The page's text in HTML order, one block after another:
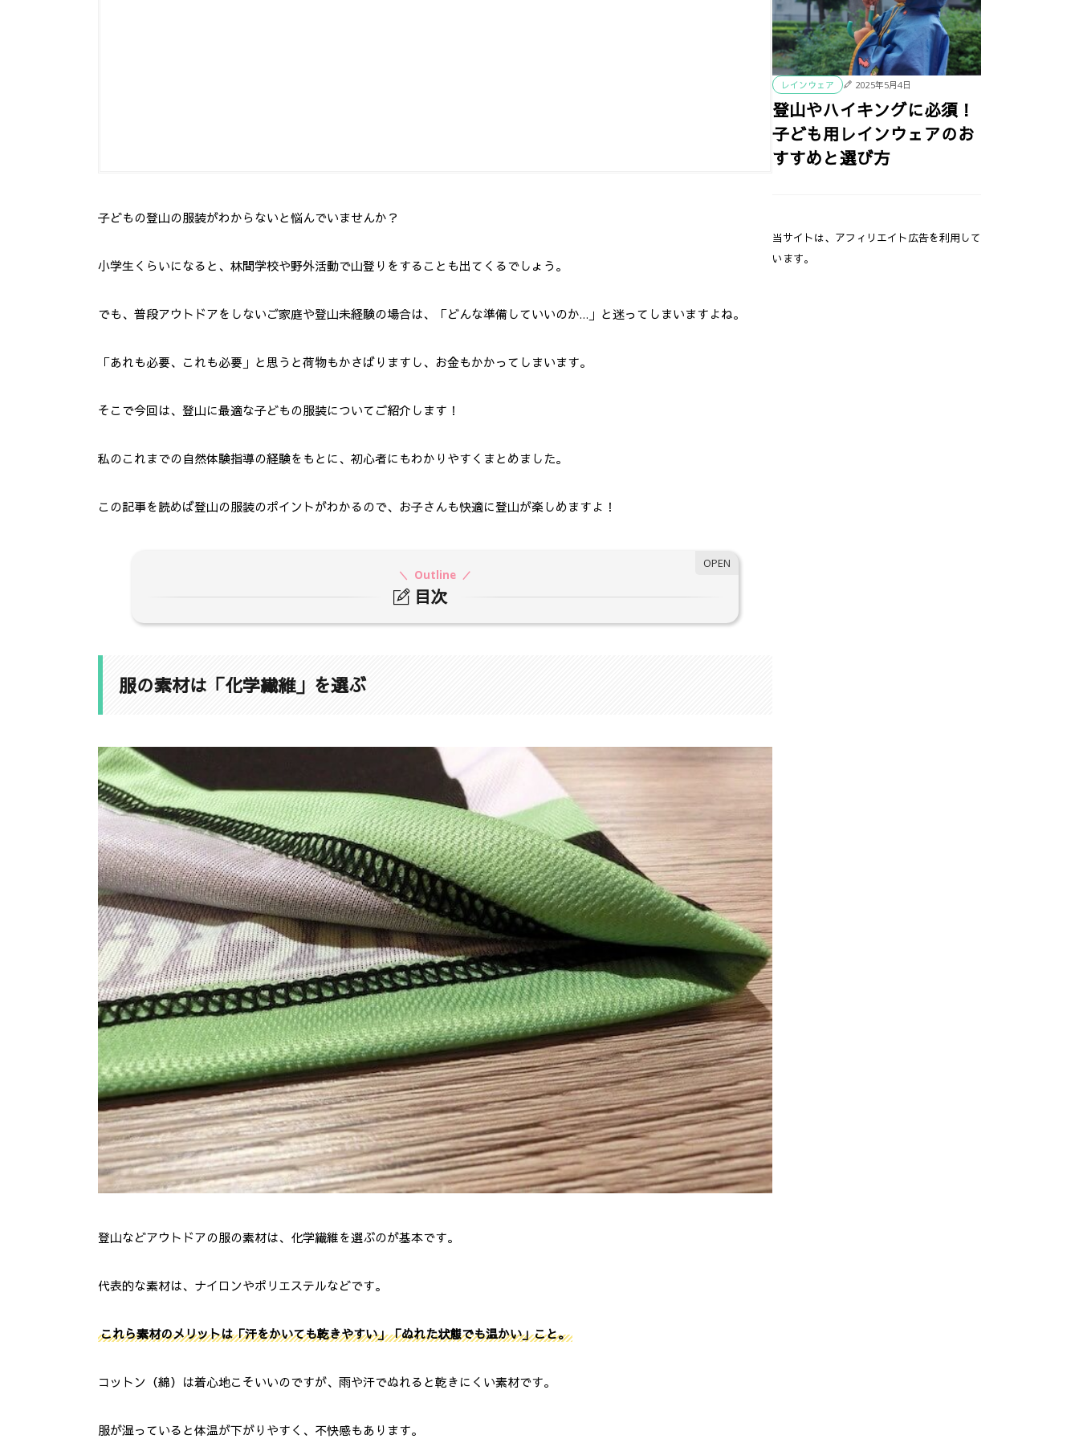
子どもの登山の服装がわからないと悩んでいませんか？
小学生くらいになると、林間学校や野外活動で山登りをすることも出てくるでしょう。
でも、普段アウトドアをしないご家庭や登山未経験の場合は、「どんな準備していいのか…」と迷ってしまいますよね。
「あれも必要、これも必要」と思うと荷物もかさばりますし、お金もかかってしまいます。
そこで今回は、登山に最適な子どもの服装についてご紹介します！
私のこれまでの自然体験指導の経験をもとに、初心者にもわかりやすくまとめました。
この記事を読めば登山の服装のポイントがわかるので、お子さんも快適に登山が楽しめますよ！
目次
Outline
1. 服の素材は「化学繊維」を選ぶ
3. 【初心者でもわかる！】子ども登山の服装まとめ
3-3. ズボン
3-4. くつ下（ソックス）
3-5. 登山靴
3-6. 帽子
3-7. レインウェア（雨具）
3-8. リュック
4. 登山をより快適に！持ち物のポイントと役立つアイテム
5. コスパも大事。ユニクロなども利用しよう！
6. まとめ
服の素材は「化学繊維」を選ぶ
登山などアウトドアの服の素材は、化学繊維を選ぶのが基本です。
代表的な素材は、ナイロンやポリエステルなどです。
これら素材のメリットは「汗をかいても乾きやすい」「ぬれた状態でも温かい」こと。
コットン（綿）は着心地こそいいのですが、雨や汗でぬれると乾きにくい素材です。
服が湿っていると体温が下がりやすく、不快感もあります。
レインウェア 2025年5月4日
登山やハイキングに必須！
子ども用レインウェアのお
すすめと選び方
当サイトは、アフィリエイト広告を利用して
います。